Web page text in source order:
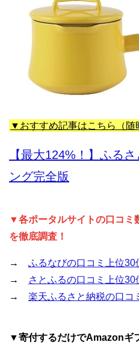
▼おすすめ記事はこちら（随
【最大124%！】ふる
ング完全版
▼各ポータルサイトの口コミ
を徹底調査！
→ ふるなびの口コミ上位30
→
さとふるの口コミ上位30
→ 楽天ふるさと納税の口コ
▼寄付するだけでAmazonギ